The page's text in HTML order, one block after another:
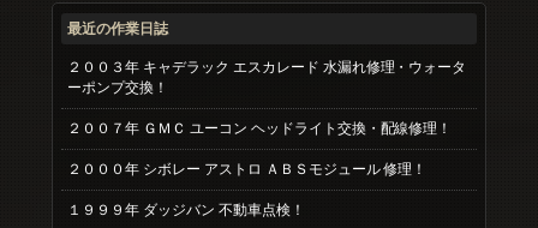
最近の作業日誌
２００３年 キャデラック エスカレード 水漏れ修理・ウォータ
ーポンプ交換！
２００７年 ＧＭＣ ユーコン ヘッドライト交換・配線修理！
２０００年 シボレー アストロ ＡＢＳモジュール 修理！
１９９９年 ダッジバン 不動車点検！